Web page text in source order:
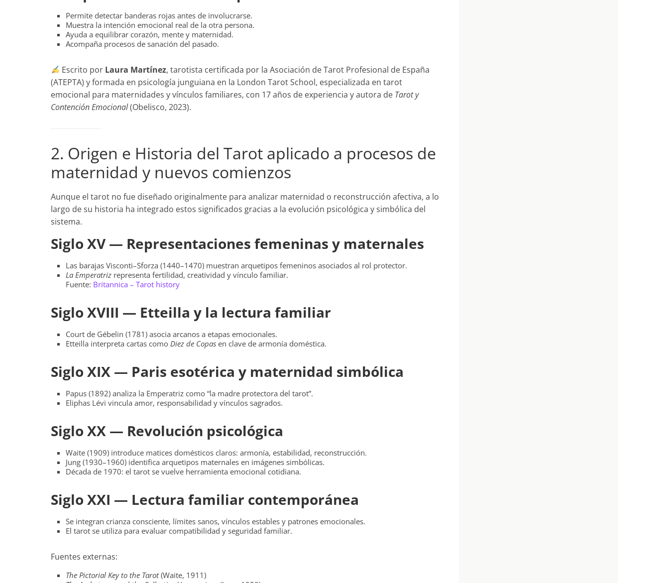
Permite detectar banderas rojas antes de involucrarse.
Muestra la intención emocional real de la otra persona.
Ayuda a equilibrar corazón, mente y maternidad.
Acompaña procesos de sanación del pasado.
Escrito por Laura Martínez, tarotista certificada por la Asociación de Tarot Profesional de España
(ATEPTA) y formada en psicología junguiana en la London Tarot School, especializada en tarot
emocional para maternidades y vínculos familiares, con 17 años de experiencia y autora de Tarot y
Contención Emocional(Obelisco, 2023).
2. Origen e Historia del Tarot aplicado a procesos de
maternidad y nuevos comienzos
Aunque el tarot no fue diseñado originalmente para analizar maternidad o reconstrucción afectiva, a lo
largo de su historia ha integrado estos significados gracias a la evolución psicológica y simbólica del
sistema.
Siglo XV — Representaciones femeninas y maternales
Las barajas Visconti–Sforza (1440–1470) muestran arquetipos femeninos asociados al rol protector.
La Emperatriz representa fertilidad, creatividad y vínculo familiar.
Fuente: Britannica – Tarot history
Siglo XVIII — Etteilla y la lectura familiar
Court de Gébelin (1781) asocia arcanos a etapas emocionales.
Etteilla interpreta cartas como Diez de Copas en clave de armonía doméstica.
Siglo XIX — Paris esotérica y maternidad simbólica
Papus (1892) analiza la Emperatriz como “la madre protectora del tarot”.
Eliphas Lévi vincula amor, responsabilidad y vínculos sagrados.
Siglo XX — Revolución psicológica
Waite (1909) introduce matices domésticos claros: armonía, estabilidad, reconstrucción.
Jung (1930–1960) identifica arquetipos maternales en imágenes simbólicas.
Década de 1970: el tarot se vuelve herramienta emocional cotidiana.
Siglo XXI — Lectura familiar contemporánea
Se integran crianza consciente, límites sanos, vínculos estables y patrones emocionales.
El tarot se utiliza para evaluar compatibilidad y seguridad familiar.
Fuentes externas:
The Pictorial Key to the Tarot(Waite, 1911)